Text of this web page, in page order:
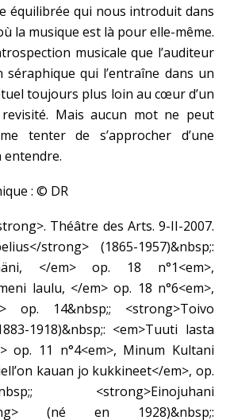
équilibrée qui nous introduit dans
la musique est là pour elle-même.
musicale que l’auditeur
qui l’entraîne dans un
toujours plus loin au cœur d’un
Mais aucun mot ne peut
tenter de s’approcher d’une
entendre.
: © DR
Théâtre des Arts. 9-II-2007.
strong> (1865-1957)&nbsp;:
</em> op. 18 n°1<em>,
laulu, </em> op. 18 n°6<em>,
op. 14&nbsp;; <strong>Toivo
1918)&nbsp;: <em>Tuuti lasta
op. 11 n°4<em>, Minum Kultani
kauan jo kukkineet</em>, op.
<strong>Einojuhani
(né en 1928)&nbsp;: